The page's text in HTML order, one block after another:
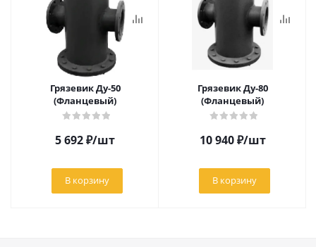
Грязевик Ду-50
(Фланцевый)
5 692₽/шт
В корзину
Грязевик Ду-80
(Фланцевый)
10 940₽/шт
В корзину